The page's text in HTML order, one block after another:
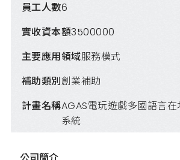
員工人數6
實收資本額3500000
主要應用領域服務模式
補助類別創業補助
計畫名稱AGAS電玩遊戲多國語言
系統